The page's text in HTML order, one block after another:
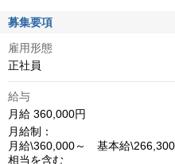
募集要項
雇用形態
正社員
給与
月給 360,000円
月給制：
月給\360,000～　基本給
相当を含む